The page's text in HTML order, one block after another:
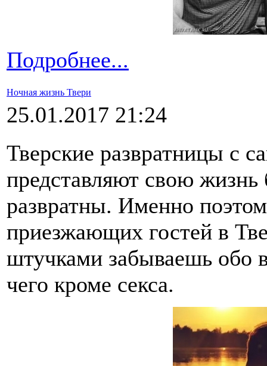
Подробнее...
Ночная жизнь Твери
25.01.2017 21:24
Тверские развратницы с
представляют свою
развратны. Именно
приезжающих гостей в
штучками забываешь обо
чего кроме секса.